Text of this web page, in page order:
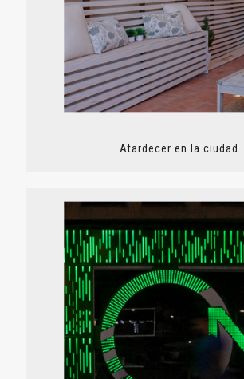
Atardecer en la ciudad